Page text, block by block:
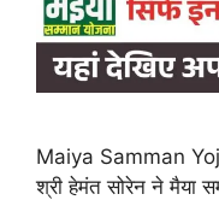
Maiya Samman
श्री हेमंत सोरेन ने मैया